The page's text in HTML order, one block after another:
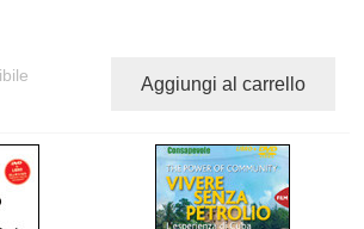
Aggiungi al carrello